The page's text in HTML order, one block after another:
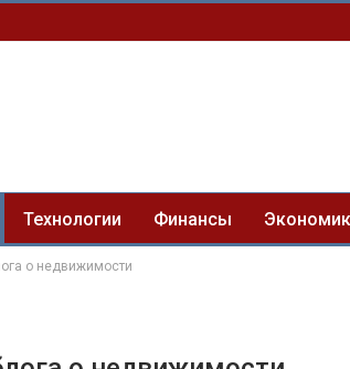
Технологии Финансы
о недвижимости